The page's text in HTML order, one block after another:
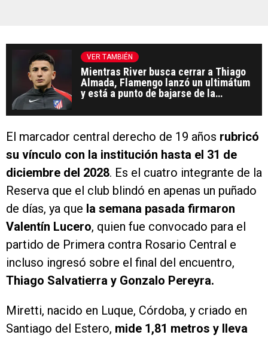
VER TAMBIÉN
Mientras River busca cerrar a Thiago
Almada, Flamengo lanzó un ultimátum
y está a punto de bajarse de la
El marcador central derecho de 19 años rubricó
su vínculo con la institución hasta el 31 de
diciembre del 2028. Es el cuatro integrante de la
Reserva que el club blindó en apenas un puñado
de días, ya que la semana pasada firmaron
Valentín Lucero, quien fue convocado para el
partido de Primera contra Rosario Central e
incluso ingresó sobre el final del encuentro,
Thiago Salvatierra y Gonzalo Pereyra.
Miretti, nacido en Luque, Córdoba, y criado en
Santiago del Estero, mide 1,81 metros y lleva